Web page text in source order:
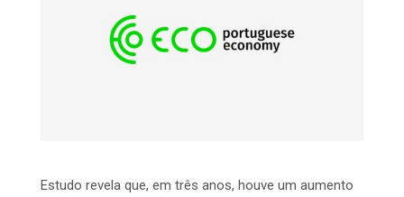
Estudo revela que, em três anos, houve um aumento